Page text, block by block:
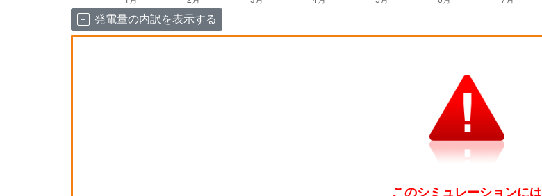
発電量の内訳を表示する
このシミュレーションには